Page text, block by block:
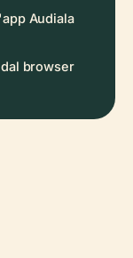
Audiala
browser